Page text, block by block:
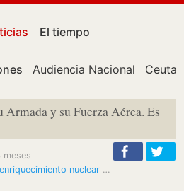
El tiempo
Audiencia Nacional Ceuta
y su Fuerza Aérea. Es
meses
Irán amenaza con el enriquecimiento nuclear ante un diálogo estancado…